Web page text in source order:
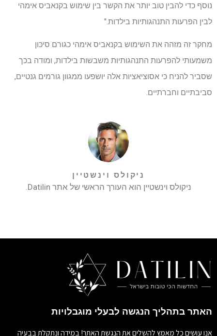
נוסף כדי להבין טוב יותר את הקשר בין שימוש בקנאביס אימהי
לבין הפרעות התנהגותיות בילדות."
מחקר זה מזהה את השימוש בקנאביס אימהי כגורם סיכון
משמעותי להפרעות התנהגותיות משבשות בילדות, ומודה בכך
שסביר להניח כי אסוציאציות אלה יושפעו ממגוון גורמים גנטיים,
סביבתיים וחברתיים.
ניקולס וינשטיין
ניקולס וינשטיין הוא העורך הראשי של אתר Datilin.
האתר בתהליך הנגשה לבעלי מוגבלויות
אנו עושים כל מאמץ להשלים את הנגשת האתר! במידה ונתקלת בבעיה